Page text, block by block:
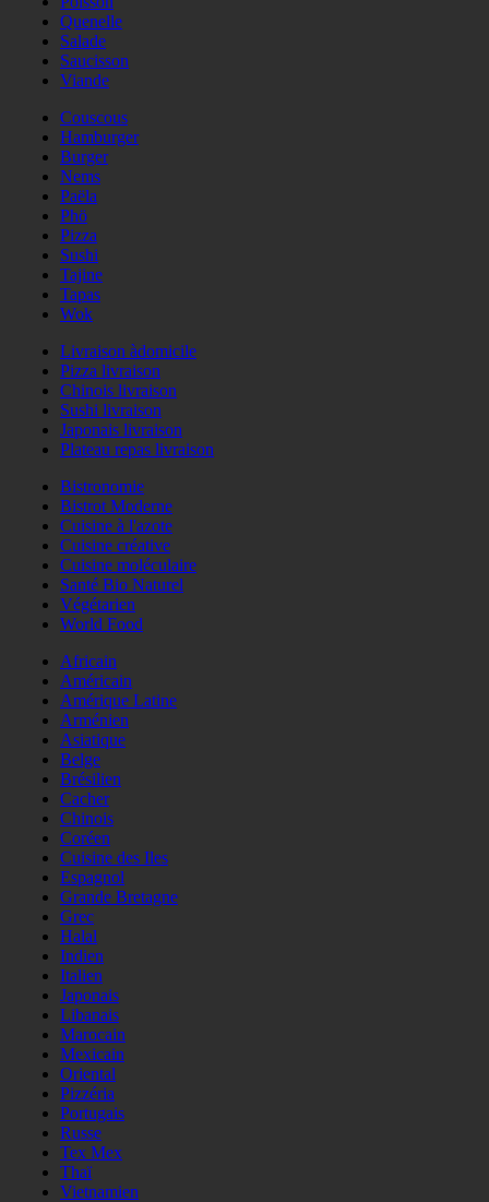
Quenelle
Salade
Saucisson
Viande
Couscous
Hamburger
Burger
Nems
Paëla
Phö
Pizza
Sushi
Tajine
Tapas
Wok
Livraison àdomicile
Pizza livraison
Chinois livraison
Sushi livraison
Japonais livraison
Plateau repas livraison
Bistronomie
Bistrot Moderne
Cuisine à l'azote
Cuisine créative
Cuisine moléculaire
Santé Bio Naturel
Végétarien
World Food
Africain
Américain
Amérique Latine
Arménien
Asiatique
Belge
Brésilien
Cacher
Chinois
Coréen
Cuisine des Iles
Espagnol
Grande Bretagne
Grec
Halal
Indien
Italien
Japonais
Libanais
Marocain
Mexicain
Oriental
Pizzéria
Portugais
Russe
Tex Mex
Thaï
Vietnamien